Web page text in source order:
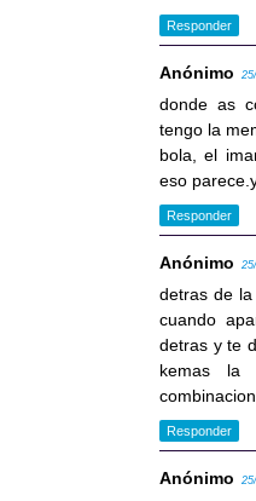
Responder
Anónimo
donde as
tengo la
bola, el
eso
Responder
Anónimo
detras de
cuando
detras y te
kemas
Responder
Anónimo